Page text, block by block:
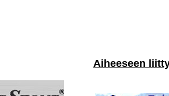
Aiheeseen